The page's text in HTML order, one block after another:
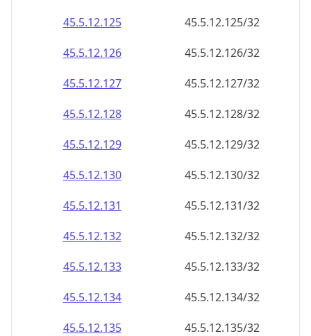
45.5.12.125
45.5.12.125/32
45.5.12.126
45.5.12.126/32
45.5.12.127
45.5.12.127/32
45.5.12.128
45.5.12.128/32
45.5.12.129
45.5.12.129/32
45.5.12.130
45.5.12.130/32
45.5.12.131
45.5.12.131/32
45.5.12.132
45.5.12.132/32
45.5.12.133
45.5.12.133/32
45.5.12.134
45.5.12.134/32
45.5.12.135
45.5.12.135/32